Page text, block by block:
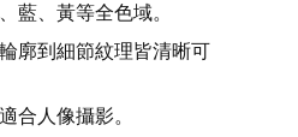
藍、黃等全色域。
廓到細節紋理皆清晰可
合人像攝影。